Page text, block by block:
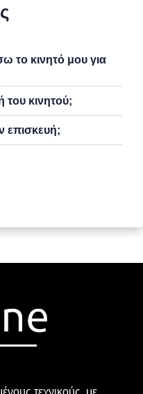
κινητό μου για
του κινητού;
επισκευή;